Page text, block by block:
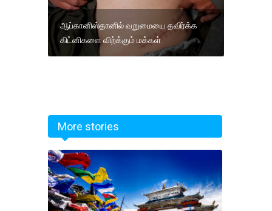
ஆப்கானிஸ்தானில் வறுமையை தவிர்க்க
கிட்னிகளை விற்க்கும் மக்கள்
More stories